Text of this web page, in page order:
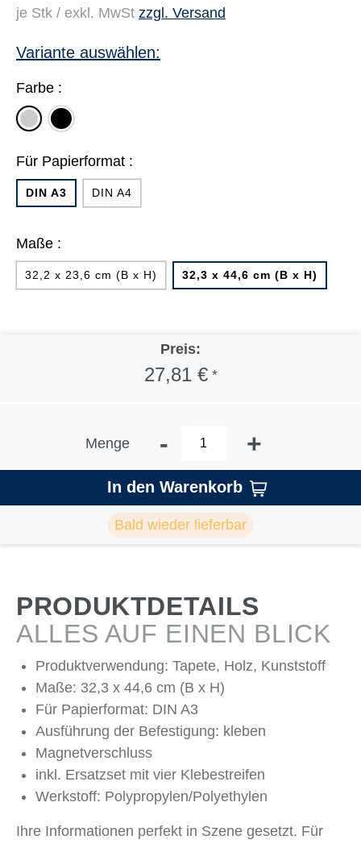
je Stk / exkl. MwSt zzgl. Versand
Variante auswählen:
Farbe :
silberschwarz
Für Papierformat :
DIN A3 DIN A4
Maße :
32,2 x 23,6 cm (B x H) 32,3 x 44,6 cm (B x H)
Preis:
27,81 €*
Menge - +
In den Warenkorb
Bald wieder lieferbar
PRODUKTDETAILS
ALLES AUF EINEN BLICK
Produktverwendung: Tapete, Holz, Kunststoff
Maße: 32,3 x 44,6 cm (B x H)
Für Papierformat: DIN A3
Ausführung der Befestigung: kleben
Magnetverschluss
inkl. Ersatzset mit vier Klebestreifen
Werkstoff: Polypropylen/Polyethylen
Ihre Informationen perfekt in Szene gesetzt. Für